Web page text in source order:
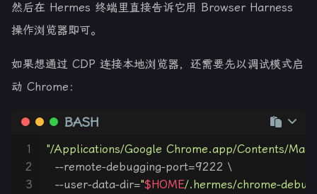
然后在 Hermes 终端里直接告诉它用 Browser Harness
操作浏览器即可。
如果想通过 CDP 连接本地浏览器，还需要先以调试模式启
动 Chrome：
BASH
1
2
3
"/Applications/Google Chrome.app/Contents/
  --remote-debugging-port=9222 \
  --user-data-dir=
"$HOME/.hermes/chrome-debug"